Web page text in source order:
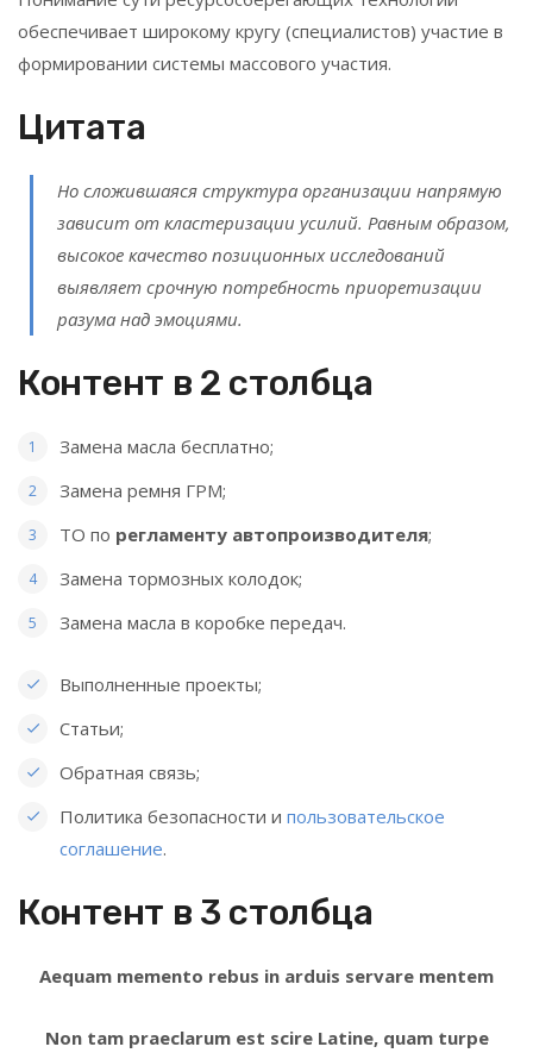
обеспечивает широкому кругу (специалистов) участие в
формировании системы массового участия.
Цитата
Но сложившаяся структура организации напрямую
зависит от кластеризации усилий. Равным образом,
высокое качество позиционных исследований
выявляет срочную потребность приоретизации
разума над эмоциями.
Контент в 2 столбца
Замена масла бесплатно;
Замена ремня ГРМ;
ТО по регламенту автопроизводителя;
Замена тормозных колодок;
Замена масла в коробке передач.
Выполненные проекты;
Статьи;
Обратная связь;
Политика безопасности и пользовательское
соглашение.
Контент в 3 столбца
Aequam memento rebus in arduis servare mentem
Non tam praeclarum est scire Latine, quam turpe